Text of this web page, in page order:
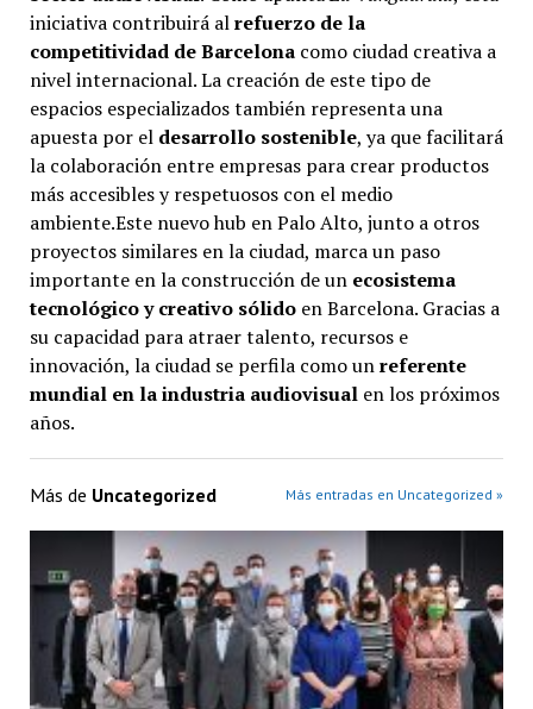
iniciativa contribuirá alrefuerzo de la
competitividad de Barcelonacomo ciudad creativa a
nivel internacional. La creación de este tipo de
espacios especializados también representa una
apuesta por el desarrollo sostenible, ya que facilitará
la colaboración entre empresas para crear productos
más accesibles y respetuosos con el medio
ambiente.Este nuevo hub en Palo Alto, junto a otros
proyectos similares en la ciudad, marca un paso
importante en la construcción de un ecosistema
tecnológico y creativo sólidoen Barcelona. Gracias a
su capacidad para atraer talento, recursos e
innovación, la ciudad se perfila como unreferente
mundial en la industria audiovisualen los próximos
años.
Más de Uncategorized Más entradas en Uncategorized »